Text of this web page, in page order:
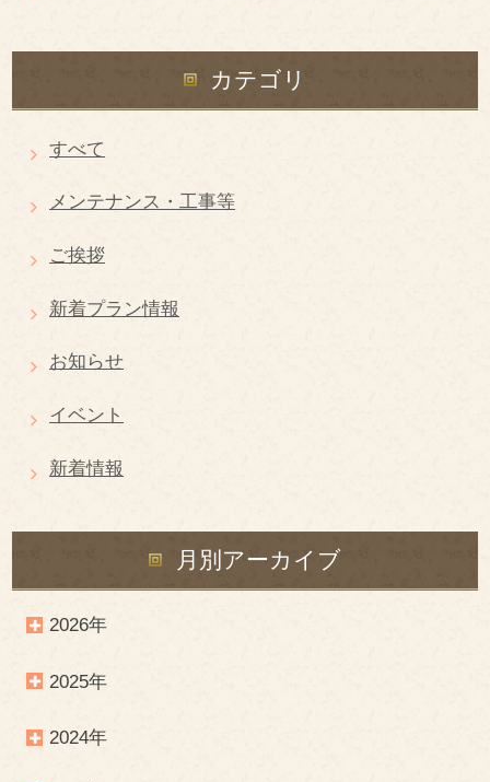
カテゴリ
すべて
メンテナンス・工事等
ご挨拶
新着プラン情報
お知らせ
イベント
新着情報
月別アーカイブ
2026年
2025年
2024年